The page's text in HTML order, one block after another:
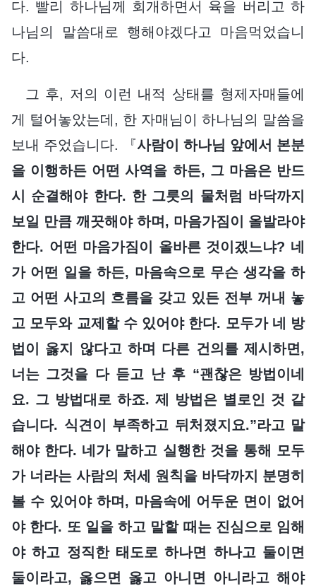
다. 빨리 하나님께 회개하면서 육을 버리고 하
나님의 말씀대로 행해야겠다고 마음먹었습니
다.
그 후, 저의 이런 내적 상태를 형제자매들에
게 털어놓았는데, 한 자매님이 하나님의 말씀을
보내 주었습니다. 『사람이 하나님 앞에서 본분
을 이행하든 어떤 사역을 하든, 그 마음은 반드
시 순결해야 한다. 한 그릇의 물처럼 바닥까지
보일 만큼 깨끗해야 하며, 마음가짐이 올발라야
한다. 어떤 마음가짐이 올바른 것이겠느냐? 네
가 어떤 일을 하든, 마음속으로 무슨 생각을 하
고 어떤 사고의 흐름을 갖고 있든 전부 꺼내 놓
고 모두와 교제할 수 있어야 한다. 모두가 네 방
법이 옳지 않다고 하며 다른 건의를 제시하면,
너는 그것을 다 듣고 난 후 “괜찮은 방법이네
요. 그 방법대로 하죠. 제 방법은 별로인 것 같
습니다. 식견이 부족하고 뒤처졌지요.”라고 말
해야 한다. 네가 말하고 실행한 것을 통해 모두
가 너라는 사람의 처세 원칙을 바닥까지 분명히
볼 수 있어야 하며, 마음속에 어두운 면이 없어
야 한다. 또 일을 하고 말할 때는 진심으로 임해
야 하고 정직한 태도로 하나면 하나고 둘이면
둘이라고, 옳으면 옳고 아니면 아니라고 해야